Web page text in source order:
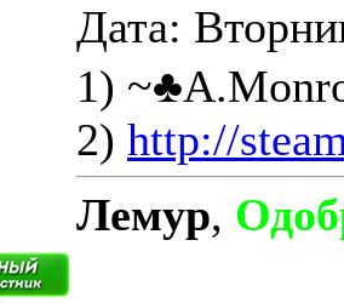
Дата:
1)
2) http://
Лемур,